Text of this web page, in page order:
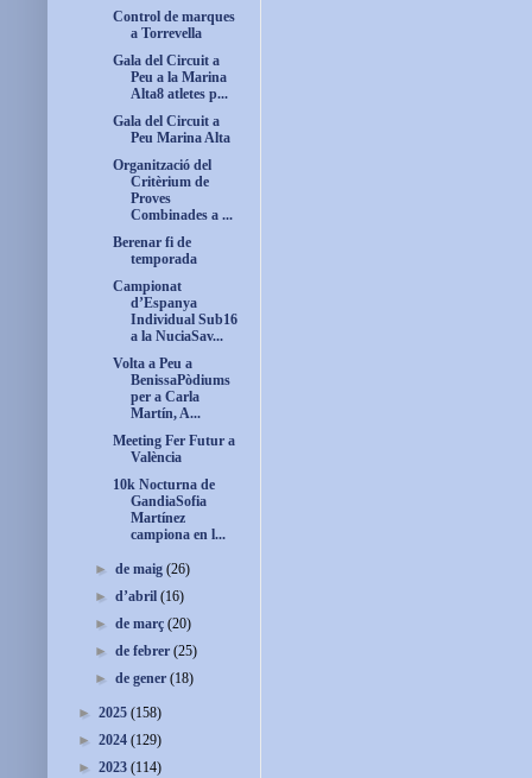
Control de marques
a Torrevella
Gala del Circuit a
Peu a la Marina
Alta8 atletes p...
Gala del Circuit a
Peu Marina Alta
Organització del
Critèrium de
Proves
Combinades a ...
Berenar fi de
temporada
Campionat
d’Espanya
Individual Sub16
a la NuciaSav...
Volta a Peu a
BenissaPòdiums
per a Carla
Martín, A...
Meeting Fer Futur a
València
10k Nocturna de
GandiaSofia
Martínez
campiona en l...
►de maig(26)
►d’abril(16)
►de març(20)
►de febrer(25)
►de gener(18)
► 2025 (158)
► 2024 (129)
► 2023 (114)